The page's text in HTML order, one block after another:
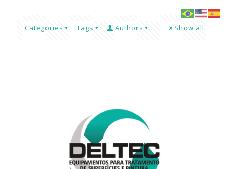
Categories Tags Authors Show all